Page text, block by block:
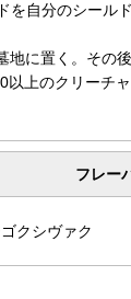
を自分のシール
地に置く。その
以上のクリーチ
フレー
クシヴァク